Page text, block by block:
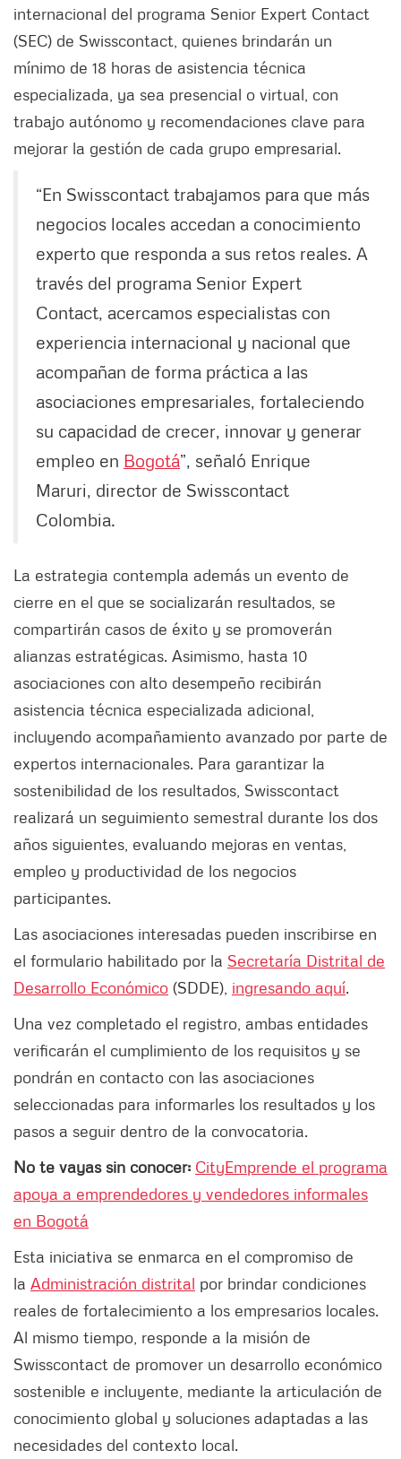
internacional del programa Senior Expert Contact
(SEC) de Swisscontact, quienes brindarán un
mínimo de 18 horas de asistencia técnica
especializada, ya sea presencial o virtual, con
trabajo autónomo y recomendaciones clave para
mejorar la gestión de cada grupo empresarial.
“En Swisscontact trabajamos para que más
negocios locales accedan a conocimiento
experto que responda a sus retos reales. A
través del programa Senior Expert
Contact, acercamos especialistas con
experiencia internacional y nacional que
acompañan de forma práctica a las
asociaciones empresariales, fortaleciendo
su capacidad de crecer, innovar y generar
empleo en Bogotá”, señaló Enrique
Maruri, director de Swisscontact
Colombia.
La estrategia contempla además un evento de
cierre en el que se socializarán resultados, se
compartirán casos de éxito y se promoverán
alianzas estratégicas. Asimismo, hasta 10
asociaciones con alto desempeño recibirán
asistencia técnica especializada adicional,
incluyendo acompañamiento avanzado por parte de
expertos internacionales. Para garantizar la
sostenibilidad de los resultados, Swisscontact
realizará un seguimiento semestral durante los dos
años siguientes, evaluando mejoras en ventas,
empleo y productividad de los negocios
participantes.
Las asociaciones interesadas pueden inscribirse en
el formulario habilitado por la Secretaría Distrital de
Desarrollo Económico (SDDE), ingresando aquí.
Una vez completado el registro, ambas entidades
verificarán el cumplimiento de los requisitos y se
pondrán en contacto con las asociaciones
seleccionadas para informarles los resultados y los
pasos a seguir dentro de la convocatoria.
No te vayas sin conocer: CityEmprende el programa
apoya a emprendedores y vendedores informales
en Bogotá
Esta iniciativa se enmarca en el compromiso de
la Administración distrital por brindar condiciones
reales de fortalecimiento a los empresarios locales.
Al mismo tiempo, responde a la misión de
Swisscontact de promover un desarrollo económico
sostenible e incluyente, mediante la articulación de
conocimiento global y soluciones adaptadas a las
necesidades del contexto local.